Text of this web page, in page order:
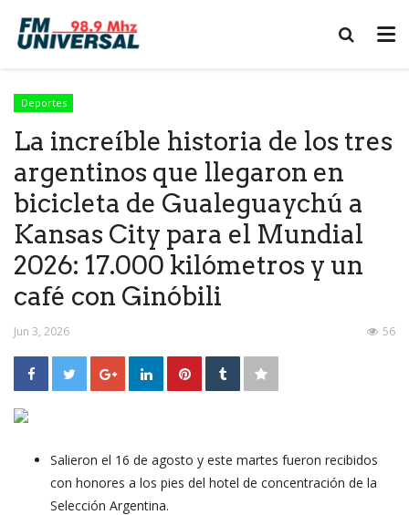
Deportes
La increíble historia de los tres
argentinos que llegaron en
bicicleta de Gualeguaychú a
Kansas City para el Mundial
2026: 17.000 kilómetros y un
café con Ginóbili
Jun 3, 2026 56
Salieron el 16 de agosto y este martes fueron recibidos
con honores a los pies del hotel de concentración de la
Selección Argentina.